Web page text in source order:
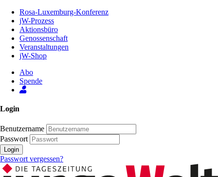
Inhalt
Seite
Rosa-Luxemburg-Konferenz
jW-Prozess
Aktionsbüro
Genossenschaft
Veranstaltungen
jW-Shop
Abo
Spende
Login
Benutzername
Passwort
Login
Passwort vergessen?